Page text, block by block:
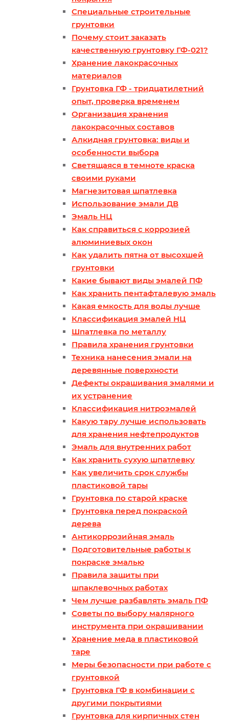
Специальные строительные
грунтовки
Почему стоит заказать
качественную грунтовку ГФ-021?
Хранение лакокрасочных
материалов
Грунтовка ГФ - тридцатилетний
опыт, проверка временем
Организация хранения
лакокрасочных составов
Алкидная грунтовка: виды и
особенности выбора
Светящаяся в темноте краска
своими руками
Магнезитовая шпатлевка
Использование эмали ДВ
Эмаль НЦ
Как справиться с коррозией
алюминиевых окон
Как удалить пятна от высохшей
грунтовки
Какие бывают виды эмалей ПФ
Как хранить пентафталевую эмаль
Какая емкость для воды лучше
Классификация эмалей НЦ
Шпатлевка по металлу
Правила хранения грунтовки
Техника нанесения эмали на
деревянные поверхности
Дефекты окрашивания эмалями и
их устранение
Классификация нитроэмалей
Какую тару лучше использовать
для хранения нефтепродуктов
Эмаль для внутренних работ
Как хранить сухую шпатлевку
Как увеличить срок службы
пластиковой тары
Грунтовка по старой краске
Грунтовка перед покраской
дерева
Антикоррозийная эмаль
Подготовительные работы к
покраске эмалью
Правила защиты при
шпаклевочных работах
Чем лучше разбавлять эмаль ПФ
Советы по выбору малярного
инструмента при окрашивании
Хранение меда в пластиковой
таре
Меры безопасности при работе с
грунтовкой
Грунтовка ГФ в комбинации с
другими покрытиями
Грунтовка для кирпичных стен